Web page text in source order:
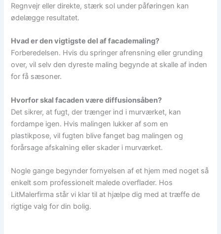
Regnvejr eller direkte, stærk sol under påføringen kan
ødelægge resultatet.
Hvad er den vigtigste del af facademaling?
Forberedelsen. Hvis du springer afrensning eller grunding
over, vil selv den dyreste maling begynde at skalle af inden
for få sæsoner.
Hvorfor skal facaden være diffusionsåben?
Det sikrer, at fugt, der trænger ind i murværket, kan
fordampe igen. Hvis malingen lukker af som en
plastikpose, vil fugten blive fanget bag malingen og
forårsage afskalning eller skader i murværket.
Nogle gange begynder fornyelsen af et hjem med noget så
enkelt som professionelt malede overflader. Hos
LitMalerfirma står vi klar til at hjælpe dig med at træffe de
rigtige valg for din bolig.